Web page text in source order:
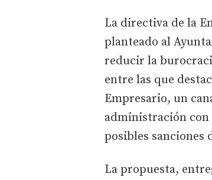
La directiva de la
planteado al
reducir la
entre las que
Empresario, un
administración con
posibles sanciones
La propuesta,